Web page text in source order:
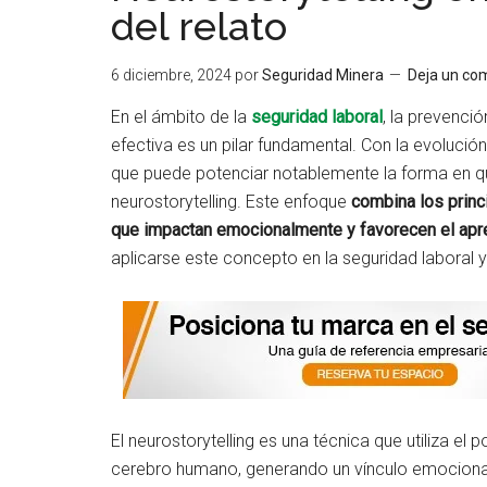
del relato
6 diciembre, 2024 porSeguridad Minera Deja un
En el ámbito de la seguridad laboral, la
efectiva es un pilar fundamental. Con la
que puede potenciar notablemente la forma en
neurostorytelling. Este enfoque combina los
que impactan emocionalmente y favorecen el
aplicarse este concepto en la seguridad laboral
El neurostorytelling es una técnica que utiliza el
cerebro humano, generando un vínculo